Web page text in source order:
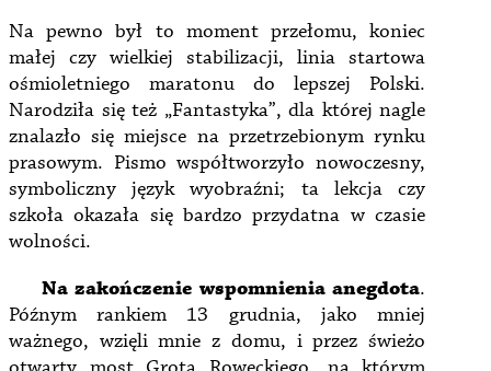
Na pewno był to moment przełomu, koniec
małej czy wielkiej stabilizacji, linia startowa
ośmioletniego maratonu do lepszej Polski.
Narodziła się też „Fantastyka”, dla której nagle
znalazło się miejsce na przetrzebionym rynku
prasowym. Pismo współtworzyło nowoczesny,
symboliczny język wyobraźni; ta lekcja czy
szkoła okazała się bardzo przydatna w czasie
wolności.
Na zakończenie wspomnienia anegdota.
Późnym rankiem 13 grudnia, jako mniej
ważnego, wzięli mnie z domu, i przez świeżo